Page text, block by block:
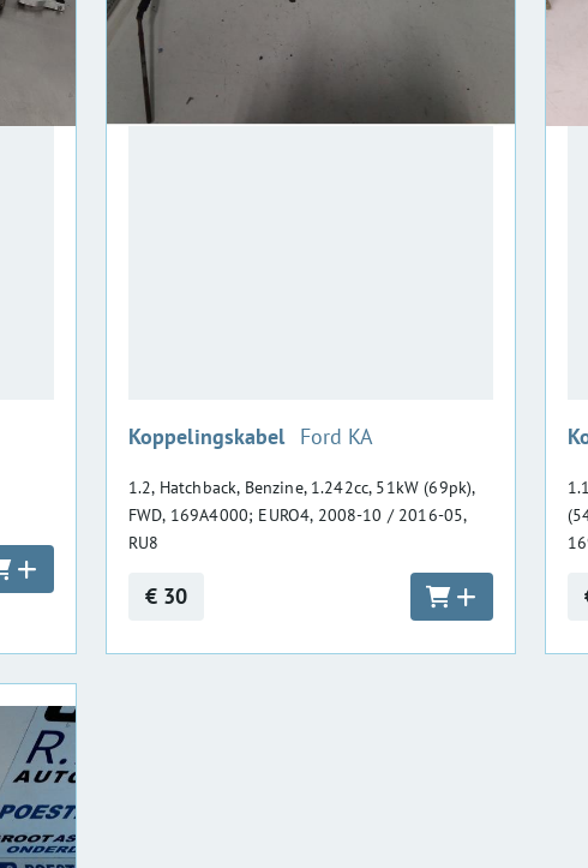
Koppelingskabel :Ford KA
1.2, Hatchback, Benzine, 1.242cc, 51kW (69pk),
FWD, 169A4000; EURO4, 2008-10 / 2016-05,
RU8
€ 30